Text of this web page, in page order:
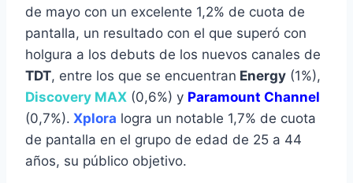
de mayo con un excelente 1,2% de cuota de
pantalla, un resultado con el que superó con
holgura a los debuts de los nuevos canales de
TDT, entre los que se encuentran Energy (1%),
Discovery MAX (0,6%) y Paramount Channel
(0,7%). Xplora logra un notable 1,7% de cuota
de pantalla en el grupo de edad de 25 a 44
años, su público objetivo.